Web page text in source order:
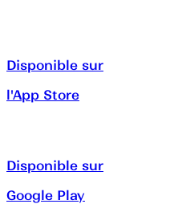
Disponible sur
l'App Store
Disponible sur
Google Play